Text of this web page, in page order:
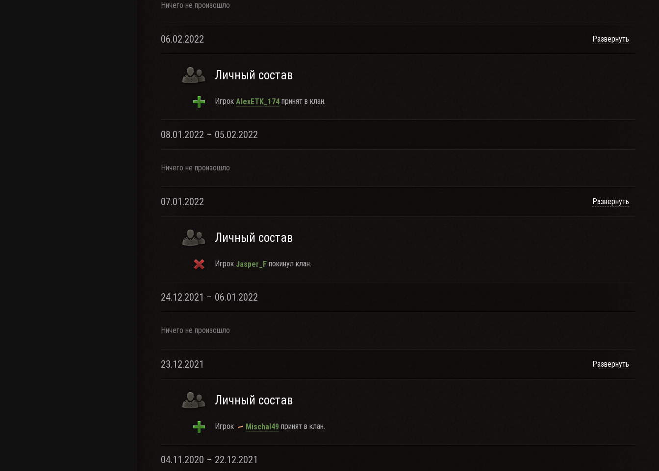
Ничего не произошло
06.02.2022 Развернуть
Личный состав
Игрок AlexETK_174 принят в клан.
08.01.2022 – 05.02.2022
Ничего не произошло
07.01.2022 Развернуть
Личный состав
Игрок Jasper_F покинул клан.
24.12.2021 – 06.01.2022
Ничего не произошло
23.12.2021 Развернуть
Личный состав
Игрок Mischal49 принят в клан.
04.11.2020 – 22.12.2021